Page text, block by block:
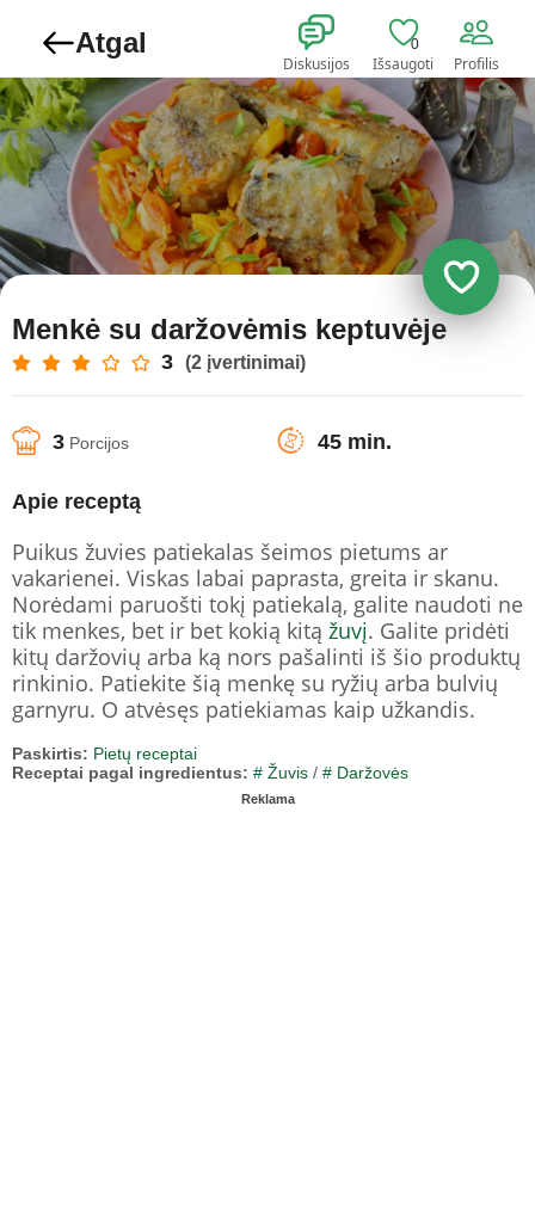
Atgal
Diskusijos
0
Išsaugoti Profilis
Menkė su daržovėmis keptuvėje
3 (2 įvertinimai)
3 Porcijos 45 min.
Apie receptą
Puikus žuvies patiekalas šeimos pietums ar
vakarienei. Viskas labai paprasta, greita ir skanu.
Norėdami paruošti tokį patiekalą, galite naudoti ne
tik menkes, bet ir bet kokią kitą žuvį. Galite pridėti
kitų daržovių arba ką nors pašalinti iš šio produktų
rinkinio. Patiekite šią menkę su ryžių arba bulvių
garnyru. O atvėsęs patiekiamas kaip užkandis.
Paskirtis: Pietų receptai
Receptai pagal ingredientus: # Žuvis / # Daržovės
Reklama